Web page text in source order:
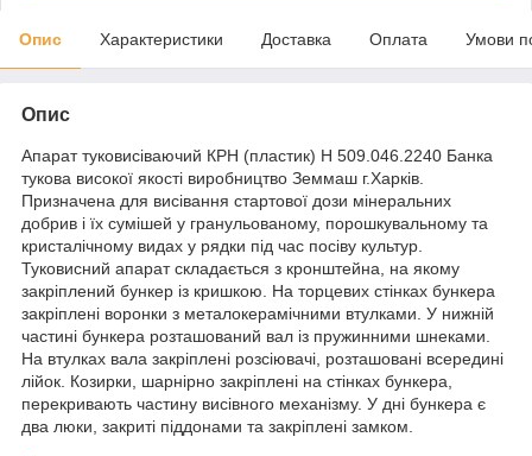
Опис Характеристики Доставка Оплата Умови
Опис
Апарат туковисіваючий КРН (пластик) Н 509.046.2240 Банка
тукова високої якості виробництво Земмаш г.Харків.
Призначена для висівання стартової дози мінеральних
добрив і їх сумішей у гранульованому, порошкувальному та
кристалічному видах у рядки під час посіву культур.
Туковисний апарат складається з кронштейна, на якому
закріплений бункер із кришкою. На торцевих стінках бункера
закріплені воронки з металокерамічними втулками. У нижній
частині бункера розташований вал із пружинними шнеками.
На втулках вала закріплені розсіювачі, розташовані всередині
лійок. Козирки, шарнірно закріплені на стінках бункера,
перекривають частину висівного механізму. У дні бункера є
два люки, закриті піддонами та закріплені замком.